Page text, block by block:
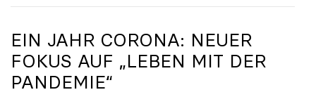
EIN JAHR CORONA: NEUER
FOKUS AUF „LEBEN MIT DER
PANDEMIE“